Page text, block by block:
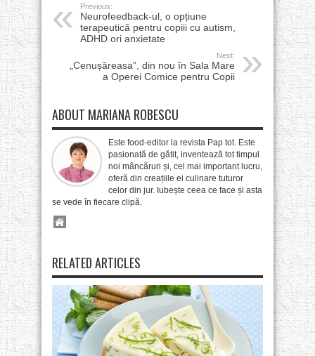
Previous:
Neurofeedback-ul, o opțiune
terapeutică pentru copiii cu autism,
ADHD ori anxietate
Next:
„Cenușăreasa”, din nou în Sala Mare
a Operei Comice pentru Copii
ABOUT MARIANA ROBESCU
Este food-editor la revista Pap tot. Este
pasionată de gătit, inventează tot timpul
noi mâncăruri și, cel mai important lucru,
oferă din creațiile ei culinare tuturor
celor din jur. Iubește ceea ce face și asta
se vede în fiecare clipă.
RELATED ARTICLES